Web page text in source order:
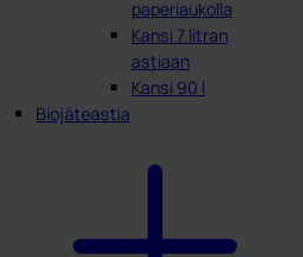
paperiaukolla
Kansi 7 litran
astiaan
Kansi 90 l
Biojäteastia